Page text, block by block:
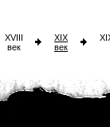
XVIII
век
XIX
век